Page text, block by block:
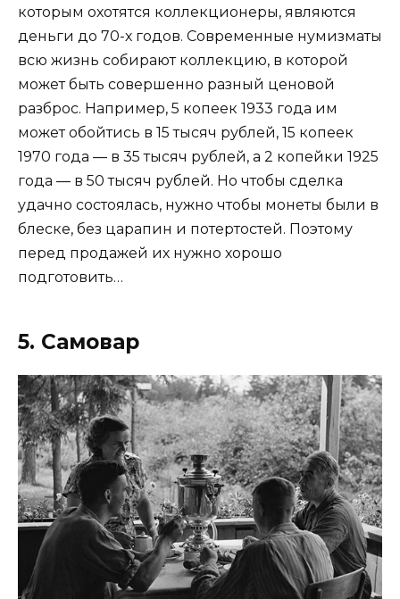
которым охотятся коллекционеры, являются
деньги до 70-х годов. Современные нумизматы
всю жизнь собирают коллекцию, в которой
может быть совершенно разный ценовой
разброс. Например, 5 копеек 1933 года им
может обойтись в 15 тысяч рублей, 15 копеек
1970 года — в 35 тысяч рублей, а 2 копейки 1925
года — в 50 тысяч рублей. Но чтобы сделка
удачно состоялась, нужно чтобы монеты были в
блеске, без царапин и потертостей. Поэтому
перед продажей их нужно хорошо
подготовить…
5. Самовар